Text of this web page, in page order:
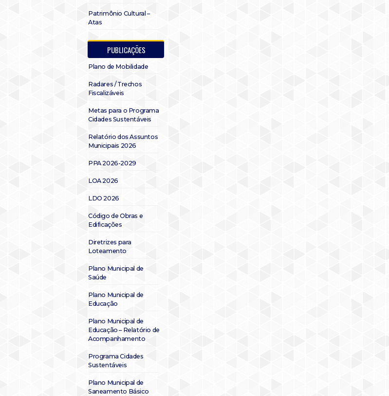
Patrimônio Cultural –
Atas
PUBLICAÇÕES
Plano de Mobilidade
Radares / Trechos
Fiscalizáveis
Metas para o Programa
Cidades Sustentáveis
Relatório dos Assuntos
Municipais 2026
PPA 2026-2029
LOA 2026
LDO 2026
Código de Obras e
Edificações
Diretrizes para
Loteamento
Plano Municipal de
Saúde
Plano Municipal de
Educação
Plano Municipal de
Educação – Relatório de
Acompanhamento
Programa Cidades
Sustentáveis
Plano Municipal de
Saneamento Básico